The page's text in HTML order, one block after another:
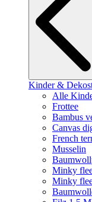
Kinder &
Alle
Frottee
Bambus
Canvas
French
Musselin
Minky
Minky